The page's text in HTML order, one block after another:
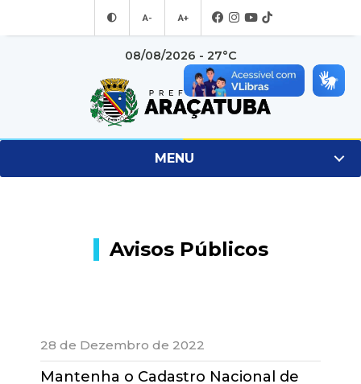
A- A+
08/08/2026 - 27°C
MENU
Avisos Públicos
28 de Dezembro de 2022
Mantenha o Cadastro Nacional de